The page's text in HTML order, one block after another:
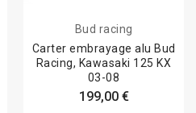
Bud racing
Carter embrayage alu Bud
Racing, Kawasaki 125 KX
03-08
199,00 €